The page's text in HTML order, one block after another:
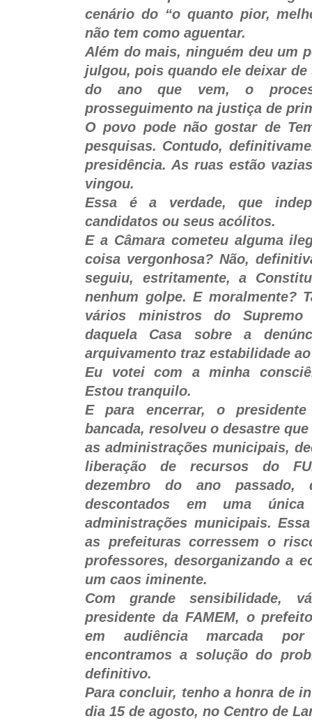
cenário do “o quanto pior,
não tem como aguentar.
Além do mais, ninguém deu um
julgou, pois quando ele deixar
do ano que vem, o
prosseguimento na justiça de
O povo pode não gostar de
pesquisas. Contudo,
presidência. As ruas estão
vingou.
Essa é a verdade, que
candidatos ou seus acólitos.
E a Câmara cometeu alguma
coisa vergonhosa? Não,
seguiu, estritamente, a
nenhum golpe. E moralmente?
vários ministros do Supremo
daquela Casa sobre a
arquivamento traz estabilidade
Eu votei com a minha
Estou tranquilo.
E para encerrar, o
bancada, resolveu o desastre
as administrações municipais,
liberação de recursos do
dezembro do ano
descontados em uma
administrações municipais.
as prefeituras corressem o
professores, desorganizando a
um caos iminente.
Com grande sensibilidade,
presidente da FAMEM, o
em audiência marcada
encontramos a solução do
definitivo.
Para concluir, tenho a honra de
dia 15 de agosto, no Centro de